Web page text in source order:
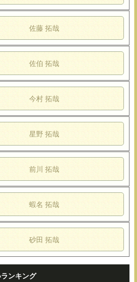
佐藤 拓哉
佐伯 拓哉
今村 拓哉
星野 拓哉
前川 拓哉
蝦名 拓哉
砂田 拓哉
ランキング